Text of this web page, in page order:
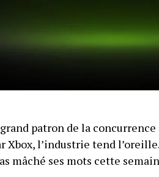
patron de la
Xbox, l’industrie tend
mâché ses mots cette